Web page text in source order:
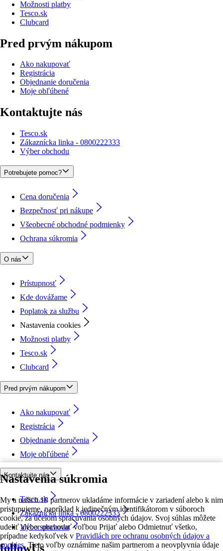
Nastavenia súkromia
My a našich 18 partnerov ukladáme informácie v zariadení alebo k nim
pristupujeme, napríklad k jedinečným identifikátorom v súboroch
cookie, za účelom spracúvania osobných údajov. Svoj súhlas môžete
udeliť alebo spravovať voľbou Prijať alebo Odmietnuť všetko,
prípadne kedykoľvek v Pravidlách pre ochranu osobných údajov a
cookies. Tieto voľby oznámime našim partnerom a neovplyvnia údaje
Možnosti platby
Tesco.sk
Clubcard
Pred prvým nákupom
Ako nakupovať
Registrácia
Objednanie doručenia
Moje obľúbené
Kontaktujte nás
Tesco.sk
Zákaznícka linka - 0800222333
Výber obchodu
Potrebujete pomoc?
Cena doručenia
Bezpečnosť pri nákupe
Všeobecné obchodné podmienky
Ochrana súkromia
O nás
Prístupnosť
Kde dovážame
Poplatok za službu
Nastavenia cookies
Možnosti platby
Tesco.sk
Clubcard
Pred prvým nákupom
Ako nakupovať
Registrácia
Objednanie doručenia
Moje obľúbené
Kontaktujte nás
Tesco.sk
Zákaznícka linka - 0800222333
Výber obchodu
followUs